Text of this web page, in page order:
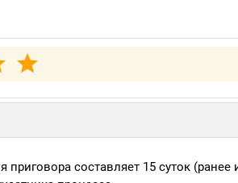
приговора составляет 15 суток